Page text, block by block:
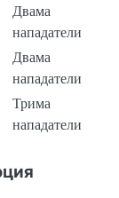
Двама
нападатели
Двама
нападатели
Трима
нападатели